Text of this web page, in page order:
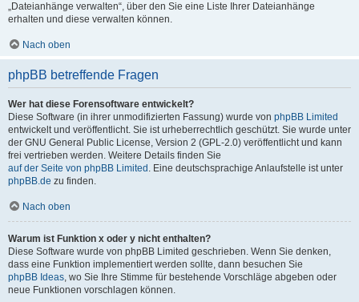
„Dateianhänge verwalten“, über den Sie eine Liste Ihrer Dateianhänge
erhalten und diese verwalten können.
Nach oben
phpBB betreffende Fragen
Wer hat diese Forensoftware entwickelt?
Diese Software (in ihrer unmodifizierten Fassung) wurde von phpBB Limited
entwickelt und veröffentlicht. Sie ist urheberrechtlich geschützt. Sie wurde unter
der GNU General Public License, Version 2 (GPL-2.0) veröffentlicht und kann
frei vertrieben werden. Weitere Details finden Sie
auf der Seite von phpBB Limited . Eine deutschsprachige Anlaufstelle ist unter
phpBB.de zu finden.
Nach oben
Warum ist Funktion x oder y nicht enthalten?
Diese Software wurde von phpBB Limited geschrieben. Wenn Sie denken,
dass eine Funktion implementiert werden sollte, dann besuchen Sie
phpBB Ideas, wo Sie Ihre Stimme für bestehende Vorschläge abgeben oder
neue Funktionen vorschlagen können.